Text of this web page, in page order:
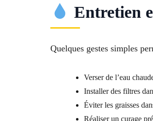
Entretien
Quelques gestes simples
Verser de l’eau
Installer des filtres
Éviter les graisses
Réaliser un curage